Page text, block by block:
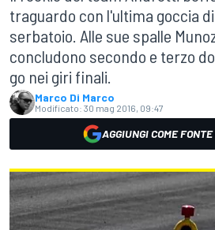
traguardo con l'ultima goccia
serbatoio. Alle sue spalle
concludono secondo e terzo
go nei giri finali.
Marco Di Marco
Modificato: 30 mag 2016, 09:47
AGGIUNGI COME